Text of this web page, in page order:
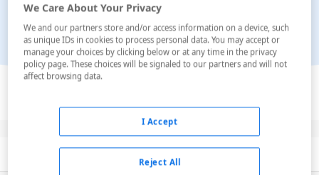
Ver en el mapa
We Care About Your Privacy
We and our partners store and/or access information on a device, such
as unique IDs in cookies to process personal data. You may accept or
manage your choices by clicking below or at any time in the privacy
policy page. These choices will be signaled to our partners and will not
affect browsing data.
Reject All
I Accept